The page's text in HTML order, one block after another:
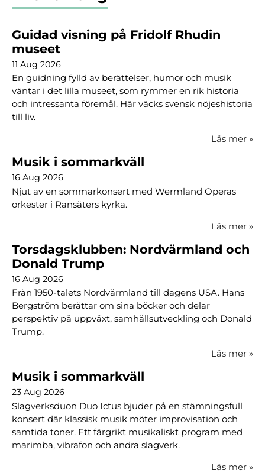
Guidad visning på Fridolf Rhudin
museet
11 Aug 2026
En guidning fylld av berättelser, humor och musik
väntar i det lilla museet, som rymmer en rik historia
och intressanta föremål. Här väcks svensk nöjeshistoria
till liv.
Läs mer »
Musik i sommarkväll
16 Aug 2026
Njut av en sommarkonsert med Wermland Operas
orkester i Ransäters kyrka.
Läs mer »
Torsdagsklubben: Nordvärmland och
Donald Trump
16 Aug 2026
Från 1950-talets Nordvärmland till dagens USA. Hans
Bergström berättar om sina böcker och delar
perspektiv på uppväxt, samhällsutveckling och Donald
Trump.
Läs mer »
Musik i sommarkväll
23 Aug 2026
Slagverksduon Duo Ictus bjuder på en stämningsfull
konsert där klassisk musik möter improvisation och
samtida toner. Ett färgrikt musikaliskt program med
marimba, vibrafon och andra slagverk.
Läs mer »